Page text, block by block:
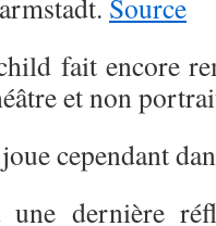
Source
fait encore
et non
cependant
une dernière